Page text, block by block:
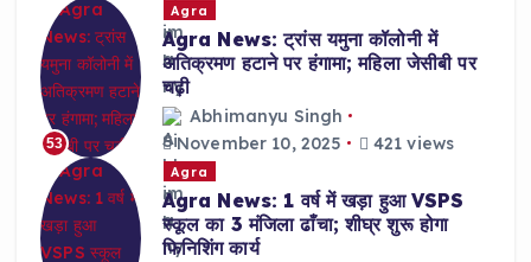
53
Agra
Agra News: ट्रांस यमुना कॉलोनी में
अतिक्रमण हटाने पर हंगामा; महिला जेसीबी पर
चढ़ी
Abhimanyu Singh
November 10, 2025
421 views
Agra
Agra News: 1 वर्ष में खड़ा हुआ VSPS
स्कूल का 3 मंजिला ढाँचा; शीघ्र शुरू होगा
फिनिशिंग कार्य